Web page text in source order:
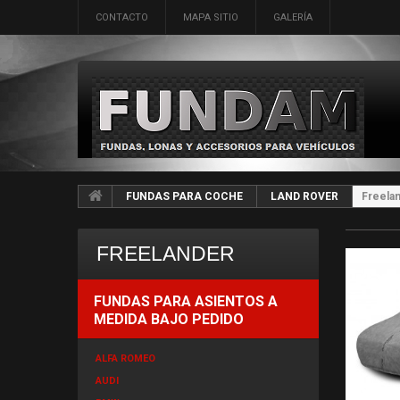
CONTACTO MAPA SITIO GALERÍA
FUNDAS PARA COCHE LAND ROVER
FREELANDER
FUNDAS PARA ASIENTOS A
MEDIDA BAJO PEDIDO
ALFA ROMEO
AUDI